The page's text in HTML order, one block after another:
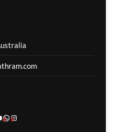
മരിച്ച
മെൽബൺ സെന്റ്
ഹാജരായി
WhatsApp
Instagram